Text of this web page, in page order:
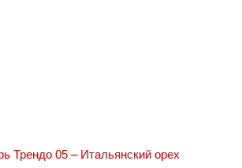
Трендо 05 – Итальянский орех